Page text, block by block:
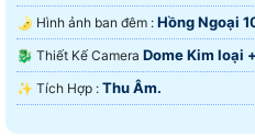
🌛 Hình ảnh ban đêm : Hồng Ngoại
🐉️ Thiết Kế Camera Dome Kim loại
️✨ Tích Hợp : Thu Âm.